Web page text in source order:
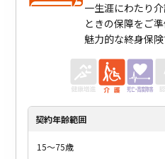
一生涯にわたり
ときの保障をご
魅力的な終身保険
契約年齢範囲
15～75歳